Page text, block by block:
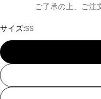
ご了承の上、ご注
サイズ:SS